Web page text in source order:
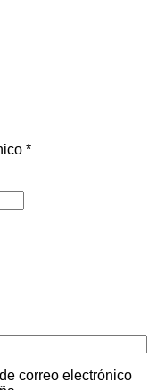
*Obligatorio
correo electrónico